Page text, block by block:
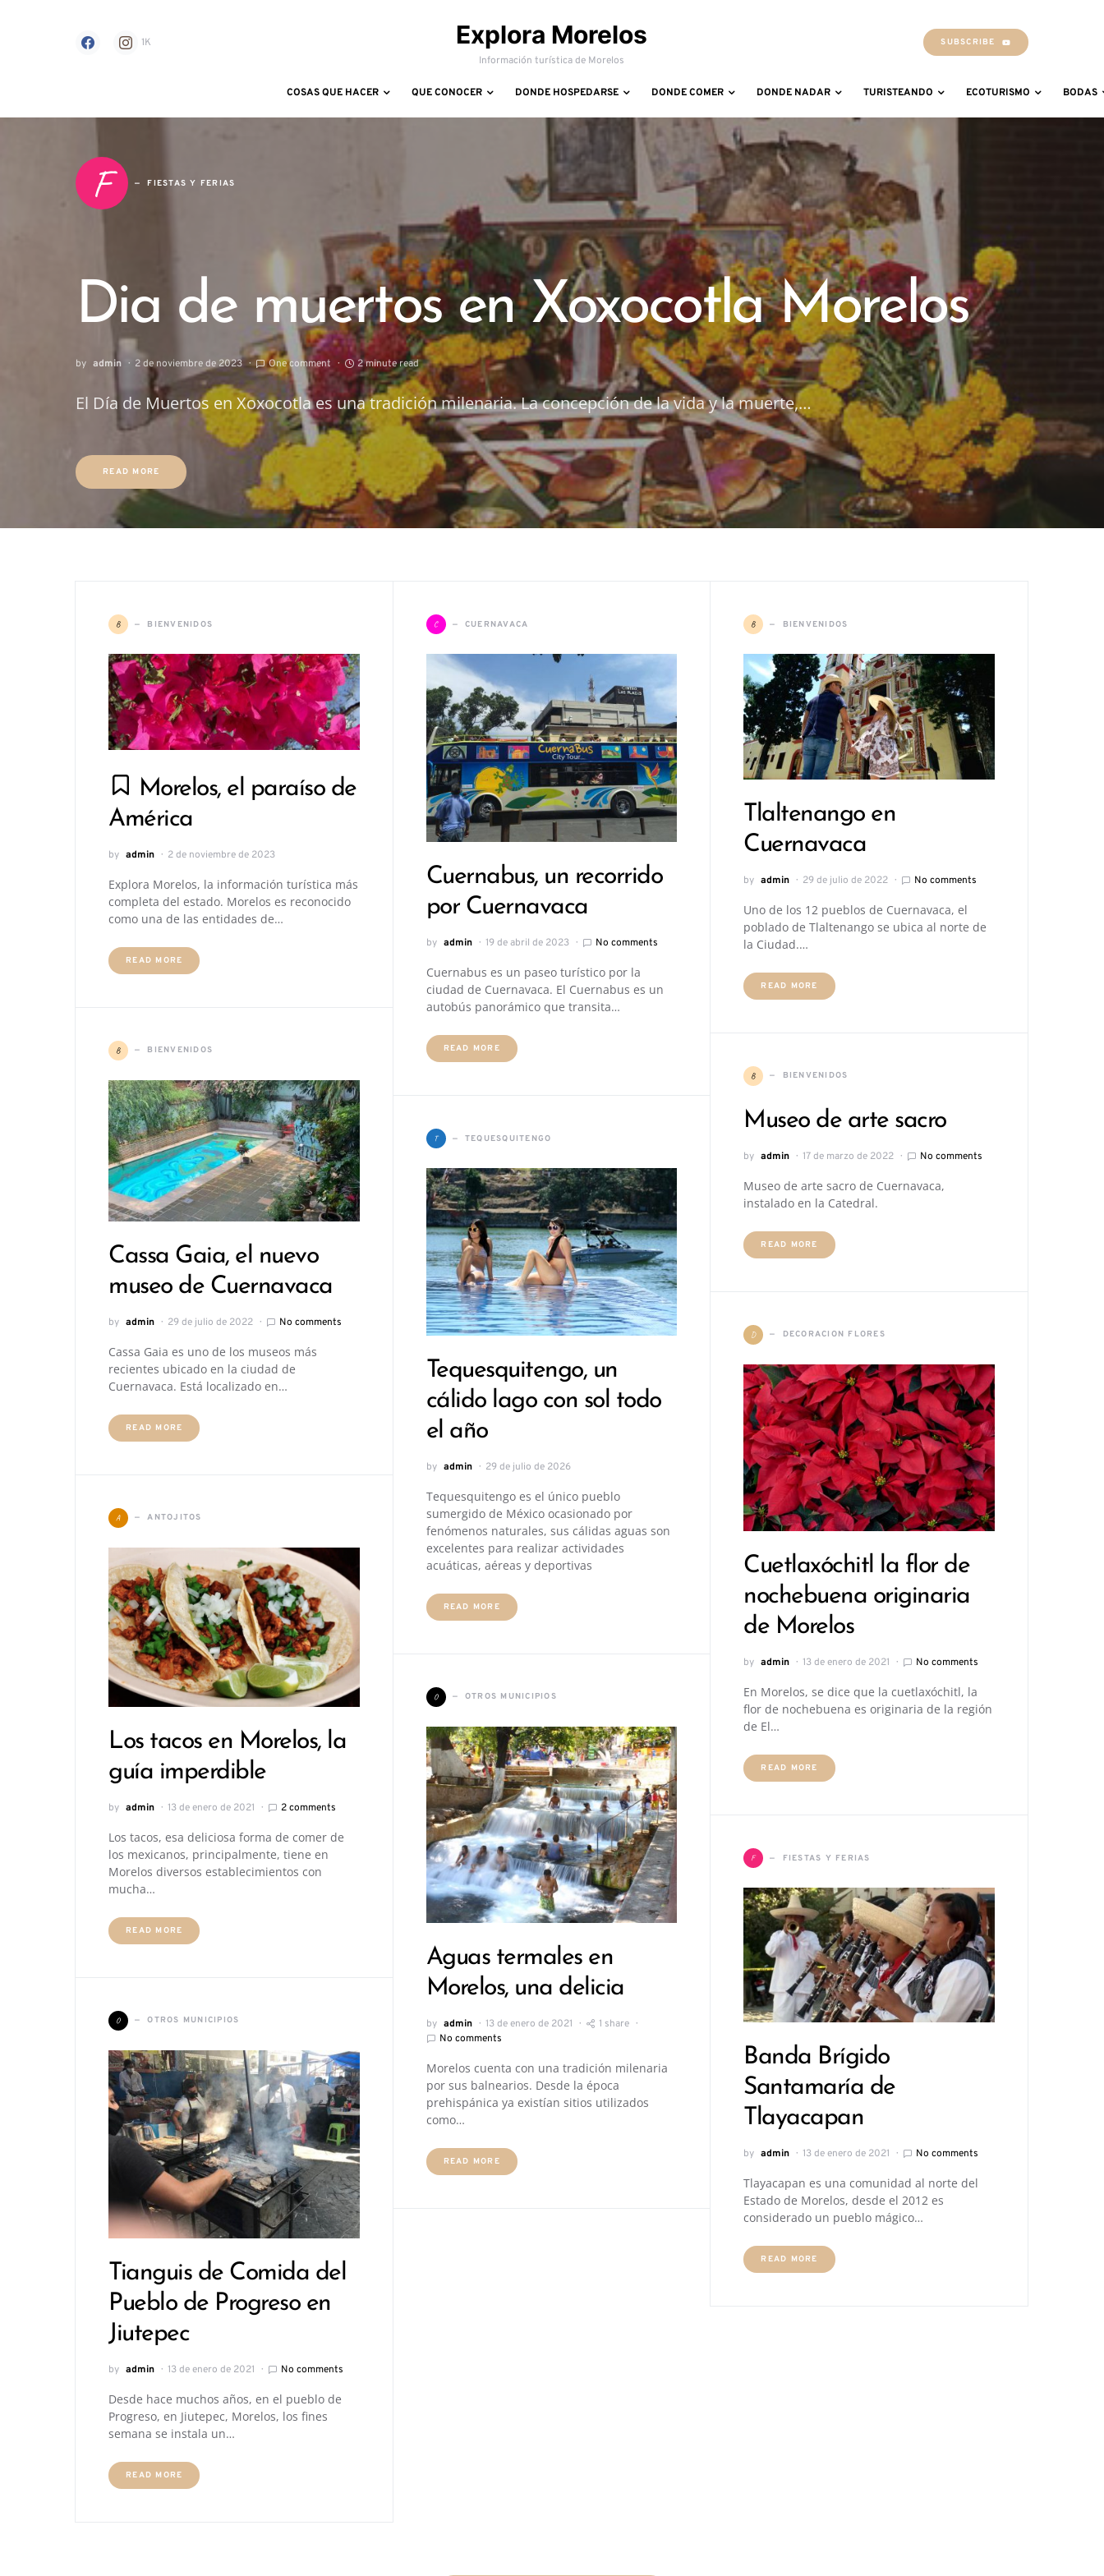
1K Explora Morelos
Información turística de Morelos
SUBSCRIBE
COSAS QUE HACER QUE CONOCER DONDE HOSPEDARSE DONDE COMER DONDE NADAR TURISTEANDO ECOTURISMO BODAS
F FIESTAS Y FERIAS
Dia de muertos en Xoxocotla Morelos
by admin 2 de noviembre de 2023 One comment 2 minute read
El Día de Muertos en Xoxocotla es una tradición milenaria. La concepción de la vida y la muerte,…
READ MORE
B BIENVENIDOS
Morelos, el paraíso de
América
by admin 2 de noviembre de 2023
Explora Morelos, la información turística más
completa del estado. Morelos es reconocido
como una de las entidades de…
READ MORE
B BIENVENIDOS
Cassa Gaia, el nuevo
museo de Cuernavaca
by admin 29 de julio de 2022 No comments
Cassa Gaia es uno de los museos más
recientes ubicado en la ciudad de
Cuernavaca. Está localizado en…
READ MORE
A ANTOJITOS
Los tacos en Morelos, la
guía imperdible
by admin 13 de enero de 2021 2 comments
Los tacos, esa deliciosa forma de comer de
los mexicanos, principalmente, tiene en
Morelos diversos establecimientos con
mucha…
READ MORE
O OTROS MUNICIPIOS
Tianguis de Comida del
Pueblo de Progreso en
Jiutepec
by admin 13 de enero de 2021 No comments
Desde hace muchos años, en el pueblo de
Progreso, en Jiutepec, Morelos, los fines
semana se instala un…
READ MORE
C CUERNAVACA
Cuernabus, un recorrido
por Cuernavaca
by admin 19 de abril de 2023 No comments
Cuernabus es un paseo turístico por la
ciudad de Cuernavaca. El Cuernabus es un
autobús panorámico que transita…
READ MORE
T TEQUESQUITENGO
Tequesquitengo, un
cálido lago con sol todo
el año
by admin 29 de julio de 2026
Tequesquitengo es el único pueblo
sumergido de México ocasionado por
fenómenos naturales, sus cálidas aguas son
excelentes para realizar actividades
acuáticas, aéreas y deportivas
READ MORE
O OTROS MUNICIPIOS
Aguas termales en
Morelos, una delicia
by admin 13 de enero de 2021
1 share
No comments
Morelos cuenta con una tradición milenaria
por sus balnearios. Desde la época
prehispánica ya existían sitios utilizados
como…
READ MORE
B BIENVENIDOS
Tlaltenango en
Cuernavaca
by admin 29 de julio de 2022 No comments
Uno de los 12 pueblos de Cuernavaca, el
poblado de Tlaltenango se ubica al norte de
la Ciudad.…
READ MORE
B BIENVENIDOS
Museo de arte sacro
by admin 17 de marzo de 2022 No comments
Museo de arte sacro de Cuernavaca,
instalado en la Catedral.
READ MORE
D DECORACION FLORES
Cuetlaxóchitl la flor de
nochebuena originaria
de Morelos
by admin 13 de enero de 2021 No comments
En Morelos, se dice que la cuetlaxóchitl, la
flor de nochebuena es originaria de la región
de El…
READ MORE
F FIESTAS Y FERIAS
Banda Brígido
Santamaría de
Tlayacapan
by admin 13 de enero de 2021 No comments
Tlayacapan es una comunidad al norte del
Estado de Morelos, desde el 2012 es
considerado un pueblo mágico…
READ MORE